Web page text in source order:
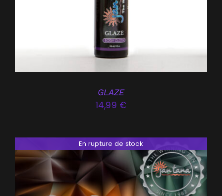
ÊTRE
DU
PRODUIT
GLAZE
14,99 €
En rupture de stock